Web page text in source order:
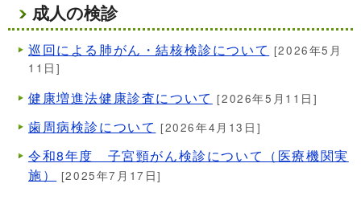
成人の検診
巡回による肺がん・結核検診について [2026年5月
11日]
健康増進法健康診査について [2026年5月11日]
歯周病検診について [2026年4月13日]
令和8年度 子宮頸がん検診について（医療機関実
施）
[2025年7月17日]